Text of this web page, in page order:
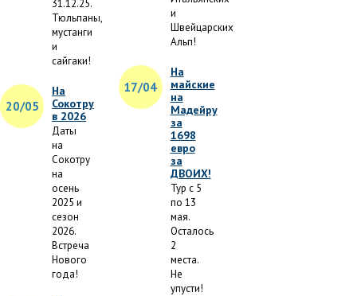
31.12.25.
Тюльпаны,
мустанги
и
сайгаки!
20/05
На
Сокотру
в 2026
Даты
на
Сокотру
на
осень
2025 и
сезон
2026.
Встреча
Нового
года!
и
Швейцарских
Альп!
17/04
На
майские
на
Мадейру
за
1698
евро
за
ДВОИХ!
Тур с 5
по 13
мая.
Осталось
2
места.
Не
упусти!